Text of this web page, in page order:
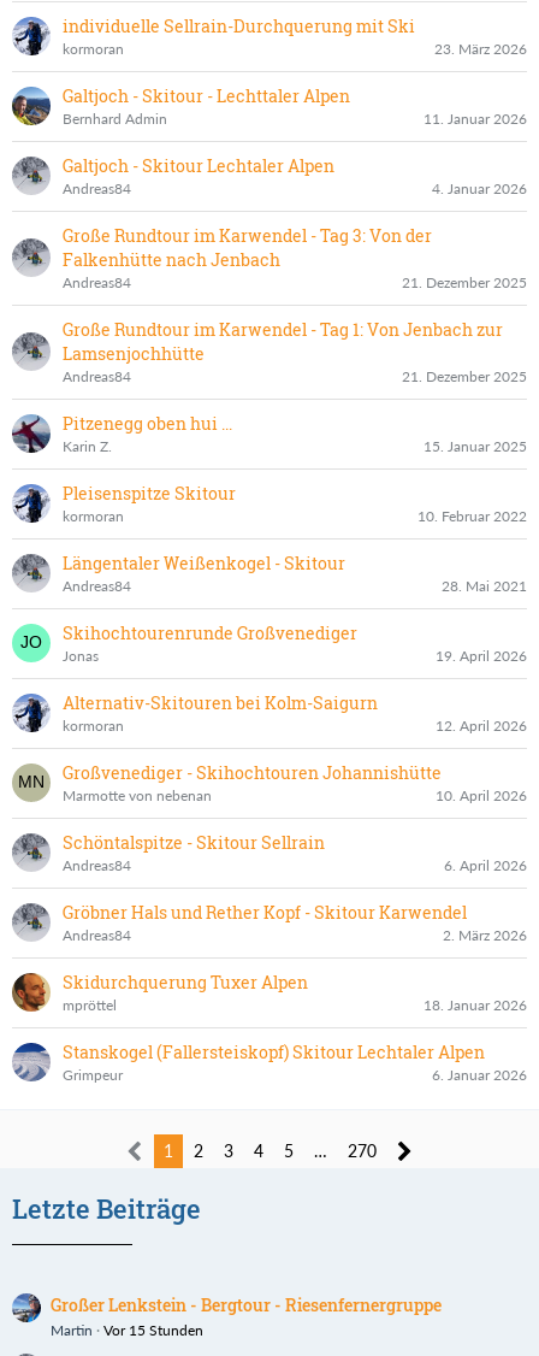
individuelle Sellrain-Durchquerung mit Ski
kormoran 23. März 2026
Galtjoch - Skitour - Lechttaler Alpen
Bernhard Admin 11. Januar 2026
Galtjoch - Skitour Lechtaler Alpen
Andreas84 4. Januar 2026
Große Rundtour im Karwendel - Tag 3: Von der
Falkenhütte nach Jenbach
Andreas84 21. Dezember 2025
Große Rundtour im Karwendel - Tag 1: Von Jenbach zur
Lamsenjochhütte
Andreas84 21. Dezember 2025
Pitzenegg oben hui ...
Karin Z. 15. Januar 2025
Pleisenspitze Skitour
kormoran 10. Februar 2022
Längentaler Weißenkogel - Skitour
Andreas84 28. Mai 2021
Skihochtourenrunde Großvenediger
Jonas 19. April 2026
Alternativ-Skitouren bei Kolm-Saigurn
kormoran 12. April 2026
Großvenediger - Skihochtouren Johannishütte
Marmotte von nebenan 10. April 2026
Schöntalspitze - Skitour Sellrain
Andreas84 6. April 2026
Gröbner Hals und Rether Kopf - Skitour Karwendel
Andreas84 2. März 2026
Skidurchquerung Tuxer Alpen
mpröttel 18. Januar 2026
Stanskogel (Fallersteiskopf) Skitour Lechtaler Alpen
Grimpeur 6. Januar 2026
1 2 3 4 5 … 270
Letzte Beiträge
Großer Lenkstein - Bergtour - Riesenfernergruppe
Martin Vor 15 Stunden